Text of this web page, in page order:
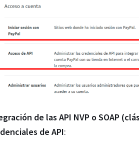
de las API NVP o SOAP
de API: